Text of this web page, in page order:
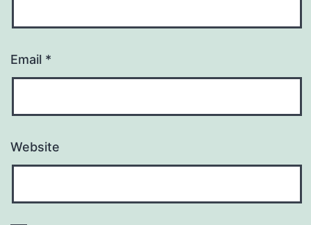
Email *
Website